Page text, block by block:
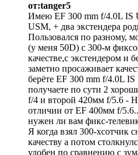
от:tanger5
Имею EF 300 mm f/4.0L IS
USM, + два экстендера
Пользовался по разному,
(у меня 50D) с 300-м
качестве,с экстендером и
заметно просаживает
берёте EF 300 mm f/4.0L
получаете по сути 2
f/4 и второй 420мм f/
отличии от EF 400мм f/
нужен ли вам фикс-
Я когда взял 300-хсотчик
качеству а потом
удобен по сравнению с